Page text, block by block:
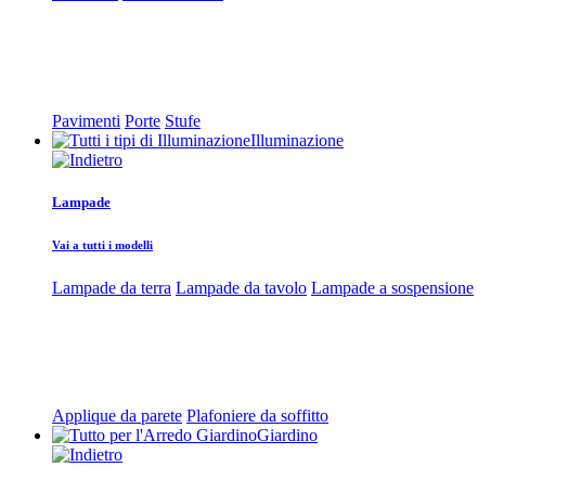
Pavimenti Porte Stufe
Illuminazione
Lampade
Vai a tutti i modelli
Lampade da terra Lampade da tavolo Lampade a sospensione
Applique da parete Plafoniere da soffitto
Giardino